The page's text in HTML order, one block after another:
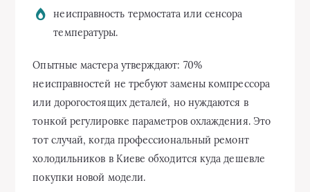
неисправность термостата или сенсора
температуры.
Опытные мастера утверждают: 70%
неисправностей не требуют замены компрессора
или дорогостоящих деталей, но нуждаются в
тонкой регулировке параметров охлаждения. Это
тот случай, когда профессиональный ремонт
холодильников в Киеве обходится куда дешевле
покупки новой модели.